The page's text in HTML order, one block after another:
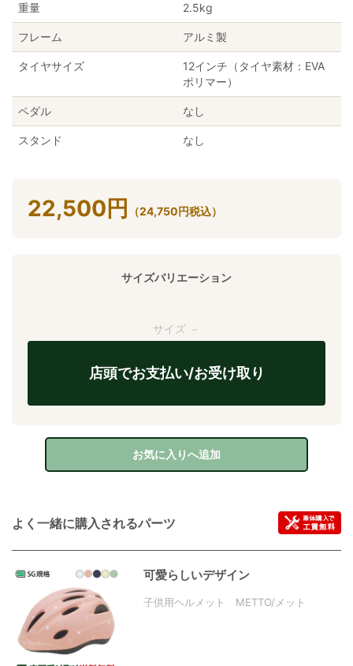
重量 2.5kg
フレーム アルミ製
タイヤサイズ
12インチ（タイヤ素材：EVA
ポリマー）
ペダル なし
スタンド なし
22,500 円 （24,750円税込）
サイズバリエーション
サイズ －
店頭でお支払い/お受け取り
お気に入りへ追加
よく一緒に購入されるパーツ
可愛らしいデザイン
子供用ヘルメット METTO/メット